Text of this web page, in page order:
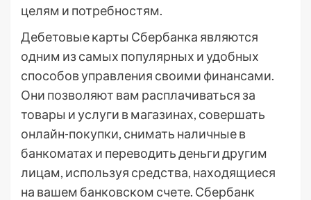
целям и потребностям.
Дебетовые карты Сбербанка являются
одним из самых популярных и удобных
способов управления своими финансами.
Они позволяют вам расплачиваться за
товары и услуги в магазинах, совершать
онлайн-покупки, снимать наличные в
банкоматах и переводить деньги другим
лицам, используя средства, находящиеся
на вашем банковском счете. Сбербанк